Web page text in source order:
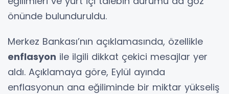
önünde bulunduruldu.
Merkez Bankası’nın açıklamasında, özellikle
enflasyon ile ilgili dikkat çekici mesajlar yer
aldı. Açıklamaya göre, Eylül ayında
enflasyonun ana eğiliminde bir miktar yükseliş